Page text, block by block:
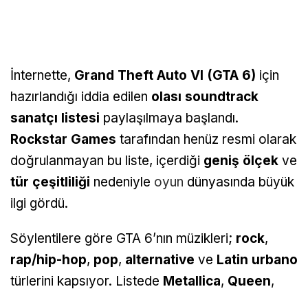
İnternette, Grand Theft Auto VI (GTA 6) için
hazırlandığı iddia edilen olası soundtrack
sanatçı listesi paylaşılmaya başlandı.
Rockstar Games tarafından henüz resmi olarak
doğrulanmayan bu liste, içerdiği geniş ölçek ve
tür çeşitliliği nedeniyle oyun dünyasında büyük
ilgi gördü.
Söylentilere göre GTA 6’nın müzikleri; rock,
rap/hip-hop, pop, alternative ve Latin urbano
türlerini kapsıyor. Listede Metallica, Queen,